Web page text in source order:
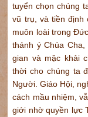
tuyển chọn chúng
vũ trụ, và tiền định
muôn loài trong
thánh ý Chúa
gian và mặc khải
thời cho chúng ta
Người. Giáo Hội,
cách mầu nhiệm,
giới nhờ quyền lực